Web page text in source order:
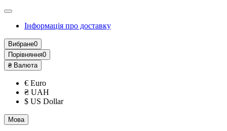
Інформація про доставку
Вибране0
Порівняння0
₴ Валюта
€ Euro
₴ UAH
$ US Dollar
Мова